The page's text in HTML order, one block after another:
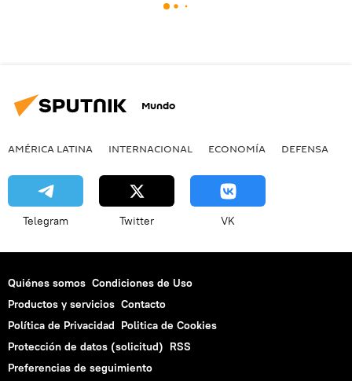
Mundo
AMÉRICA LATINA INTERNACIONAL ECONOMÍA DEFENSA
Telegram Twitter VK
Quiénes somos Condiciones de Uso
Productos y servicios Contacto
Política de Privacidad Politica de Cookies
Protección de datos (solicitud) RSS
Preferencias de seguimiento